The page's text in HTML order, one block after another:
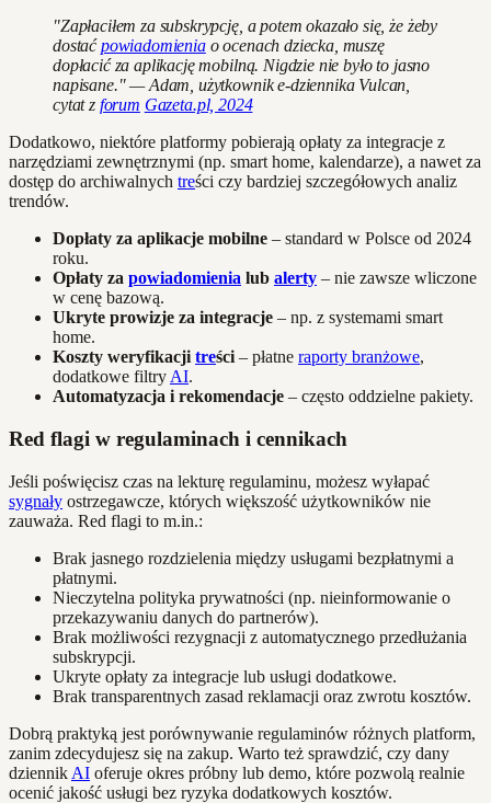
"Zapłaciłem za subskrypcję, a potem okazało się, że żeby
dostaćpowiadomieniao ocenach dziecka, muszę
dopłacić za aplikację mobilną. Nigdzie nie było to jasno
napisane." — Adam, użytkownik e-dziennika Vulcan,
cytat z forum Gazeta.pl, 2024
Dodatkowo, niektóre platformy pobierają opłaty za integracje z
narzędziami zewnętrznymi (np. smart home, kalendarze), a nawet za
dostęp do archiwalnych treści czy bardziej szczegółowych analiz
trendów.
Dopłaty za aplikacje mobilne – standard w Polsce od 2024
roku.
Opłaty za powiadomienia lub alerty – nie zawsze wliczone
w cenę bazową.
Ukryte prowizje za integracje – np. z systemami smart
home.
Koszty weryfikacji treści – płatne raporty branżowe,
dodatkowe filtry AI.
Automatyzacja i rekomendacje – często oddzielne pakiety.
Red flagi w regulaminach i cennikach
Jeśli poświęcisz czas na lekturę regulaminu, możesz wyłapać
sygnały ostrzegawcze, których większość użytkowników nie
zauważa. Red flagi to m.in.:
Brak jasnego rozdzielenia między usługami bezpłatnymi a
płatnymi.
Nieczytelna polityka prywatności (np. nieinformowanie o
przekazywaniu danych do partnerów).
Brak możliwości rezygnacji z automatycznego przedłużania
subskrypcji.
Ukryte opłaty za integracje lub usługi dodatkowe.
Brak transparentnych zasad reklamacji oraz zwrotu kosztów.
Dobrą praktyką jest porównywanie regulaminów różnych platform,
zanim zdecydujesz się na zakup. Warto też sprawdzić, czy dany
dziennik AI oferuje okres próbny lub demo, które pozwolą realnie
ocenić jakość usługi bez ryzyka dodatkowych kosztów.